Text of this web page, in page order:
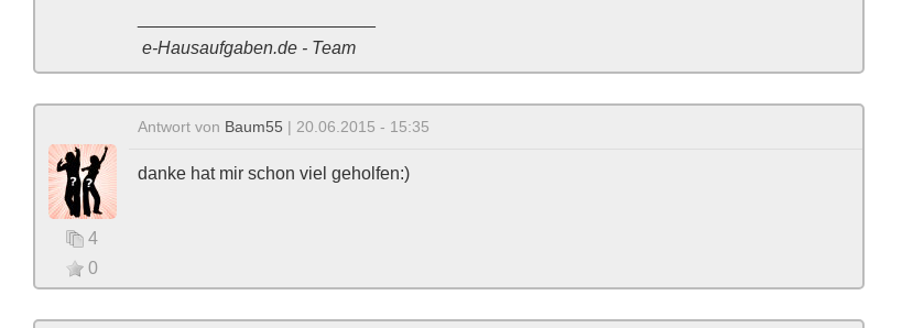
e-Hausaufgaben.de - Team
4
0
Antwort von Baum55 | 20.06.2015 - 15:35
danke hat mir schon viel geholfen:)